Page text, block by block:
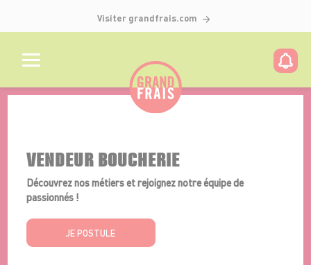
Visiter grandfrais.com
VENDEUR BOUCHERIE
Découvrez nos métiers et rejoignez notre équipe de
passionnés !
JE POSTULE